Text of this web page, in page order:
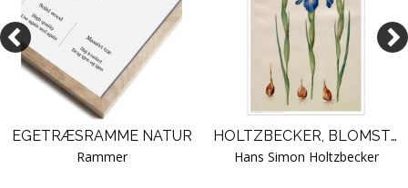
EGETRÆSRAMME NATUR
Rammer
HOLTZBECKER, BLOMSTERMOTIV 7
Hans Simon Holtzbecker